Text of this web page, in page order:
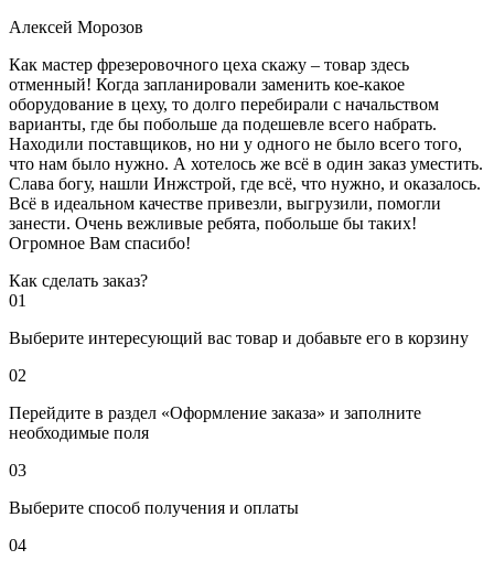
Алексей Морозов
Как мастер фрезеровочного цеха скажу – товар здесь
отменный! Когда запланировали заменить кое-какое
оборудование в цеху, то долго перебирали с начальством
варианты, где бы побольше да подешевле всего набрать.
Находили поставщиков, но ни у одного не было всего того,
что нам было нужно. А хотелось же всё в один заказ уместить.
Слава богу, нашли Инжстрой, где всё, что нужно, и оказалось.
Всё в идеальном качестве привезли, выгрузили, помогли
занести. Очень вежливые ребята, побольше бы таких!
Огромное Вам спасибо!
Как сделать заказ?
01
Выберите интересующий вас товар и добавьте его в корзину
02
Перейдите в раздел «Оформление заказа» и заполните
необходимые поля
03
Выберите способ получения и оплаты
04